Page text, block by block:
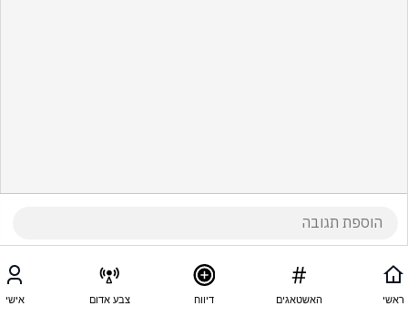
ראשי האשטאגים דיווח צבע אדום אישי